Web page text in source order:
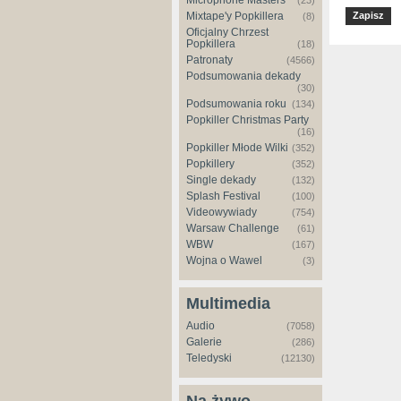
Mixtape'y Popkillera (8)
Oficjalny Chrzest
Popkillera
(18)
Patronaty (4566)
Podsumowania dekady
(30)
Podsumowania roku (134)
Popkiller Christmas Party
(16)
Popkiller Młode Wilki (352)
Popkillery (352)
Single dekady (132)
Splash Festival (100)
Videowywiady (754)
Warsaw Challenge (61)
WBW (167)
Wojna o Wawel (3)
Multimedia
Audio (7058)
Galerie (286)
Teledyski (12130)